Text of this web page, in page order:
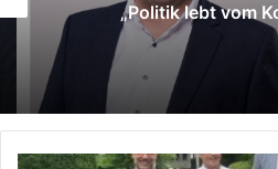
„Politik lebt vom